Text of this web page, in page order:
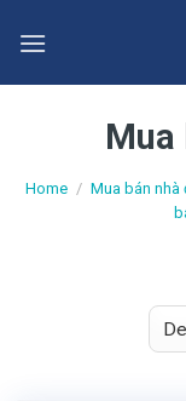
Mua
Home / Mua bán nhà